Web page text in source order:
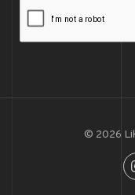
© 2026